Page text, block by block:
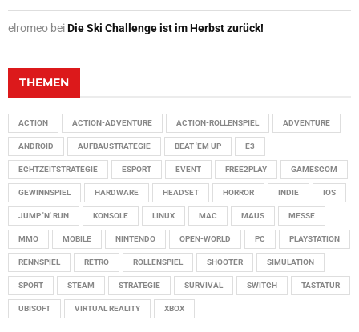
elromeo beiDie Ski Challenge ist im Herbst zurück!
THEMEN
ACTION ACTION-ADVENTURE ACTION-ROLLENSPIEL ADVENTURE
ANDROID AUFBAUSTRATEGIE BEAT 'EM UP E3
ECHTZEITSTRATEGIE ESPORT EVENT FREE2PLAY GAMESCOM
GEWINNSPIEL HARDWARE HEADSET HORROR INDIE IOS
JUMP 'N' RUN KONSOLE LINUX MAC MAUS MESSE
MMO MOBILE NINTENDO OPEN-WORLD PC PLAYSTATION
RENNSPIEL RETRO ROLLENSPIEL SHOOTER SIMULATION
SPORT STEAM STRATEGIE SURVIVAL SWITCH TASTATUR
UBISOFT VIRTUAL REALITY XBOX